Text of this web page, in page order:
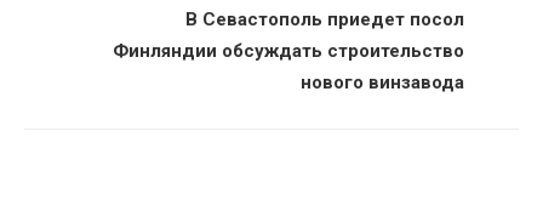
В Севастополь приедет посол
Финляндии обсуждать строительство
нового винзавода